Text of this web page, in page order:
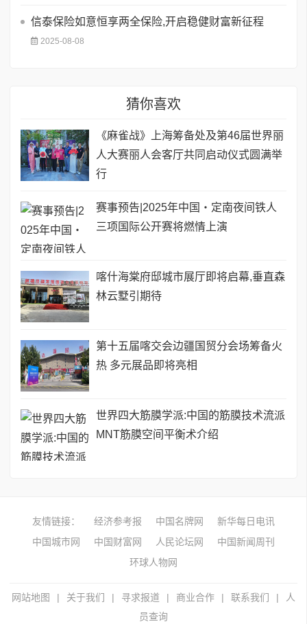
信泰保险如意恒享两全保险,开启稳健财富新征程
2025-08-08
猜你喜欢
《麻雀战》上海筹备处及第46届世界丽
人大赛丽人会客厅共同启动仪式圆满举
行
赛事预告|2025年中国・定南夜间铁人
三项国际公开赛将燃情上演
喀什海棠府邸城市展厅即将启幕,垂直森
林云墅引期待
第十五届喀交会边疆国贸分会场筹备火
热 多元展品即将亮相
世界四大筋膜学派:中国的筋膜技术流派
MNT筋膜空间平衡术介绍
友情链接： 经济参考报 中国名牌网
新华每日电讯
中国城市网
中国财富网 人民论坛网
中国新闻周刊
环球人物网
网站地图 | 关于我们 | 寻求报道 | 商业合作 | 联系我们 |
人
员查询